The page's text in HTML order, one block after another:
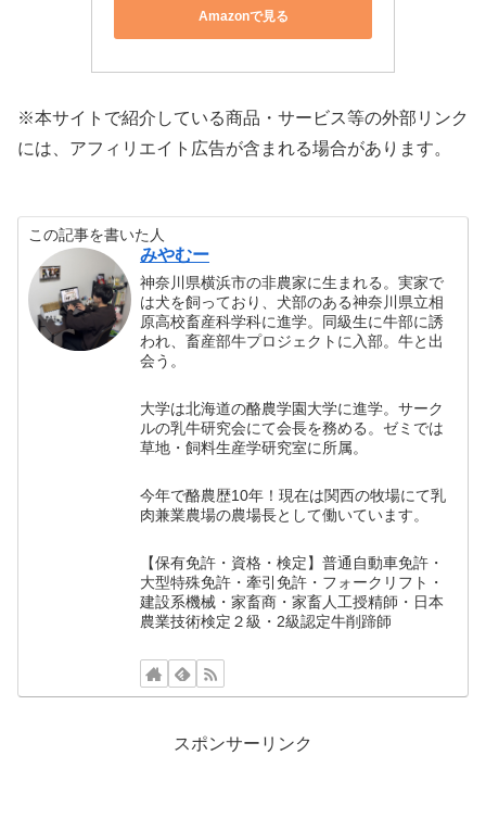
Amazonで見る
※本サイトで紹介している商品・サービス等の外部リンク
には、アフィリエイト広告が含まれる場合があります。
この記事を書いた人
みやむー
神奈川県横浜市の非農家に生まれる。実家で
は犬を飼っており、犬部のある神奈川県立相
原高校畜産科学科に進学。同級生に牛部に誘
われ、畜産部牛プロジェクトに入部。牛と出
会う。
大学は北海道の酪農学園大学に進学。サーク
ルの乳牛研究会にて会長を務める。ゼミでは
草地・飼料生産学研究室に所属。
今年で酪農歴10年！現在は関西の牧場にて乳
肉兼業農場の農場長として働いています。
【保有免許・資格・検定】普通自動車免許・
大型特殊免許・牽引免許・フォークリフト・
建設系機械・家畜商・家畜人工授精師・日本
農業技術検定２級・2級認定牛削蹄師
スポンサーリンク